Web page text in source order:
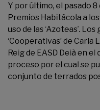
Y por último, el pasado
Premios Habitácola a
uso de las ‘Azoteas’.
‘Cooperativas’ de
Reig de EASD Deià en
proceso por el cual se
conjunto de terrados